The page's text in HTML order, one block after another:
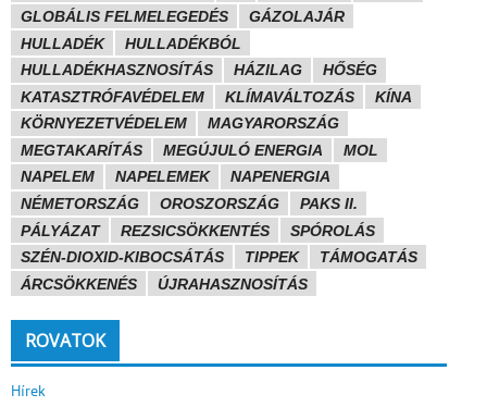
GLOBÁLIS FELMELEGEDÉS
GÁZOLAJÁR
HULLADÉK
HULLADÉKBÓL
HULLADÉKHASZNOSÍTÁS
HÁZILAG
HŐSÉG
KATASZTRÓFAVÉDELEM
KLÍMAVÁLTOZÁS
KÍNA
KÖRNYEZETVÉDELEM
MAGYARORSZÁG
MEGTAKARÍTÁS
MEGÚJULÓ ENERGIA
MOL
NAPELEM
NAPELEMEK
NAPENERGIA
NÉMETORSZÁG
OROSZORSZÁG
PAKS II.
PÁLYÁZAT
REZSICSÖKKENTÉS
SPÓROLÁS
SZÉN-DIOXID-KIBOCSÁTÁS
TIPPEK
TÁMOGATÁS
ÁRCSÖKKENÉS
ÚJRAHASZNOSÍTÁS
ROVATOK
Hírek